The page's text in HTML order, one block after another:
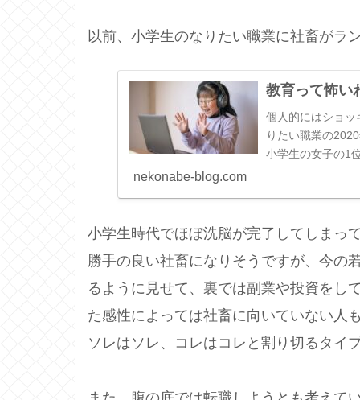
以前、小学生のなりたい職業に社畜がラ
教育って怖い
個人的にはショッ
りたい職業の
小学生の女子の1
nekonabe-blog.com
小学生時代でほぼ洗脳が完了してしまっ
勝手の良い社畜になりそうですが、今の
るように見せて、裏では副業や投資をし
た感性によっては社畜に向いていない人
ソレはソレ、コレはコレと割り切るタイ